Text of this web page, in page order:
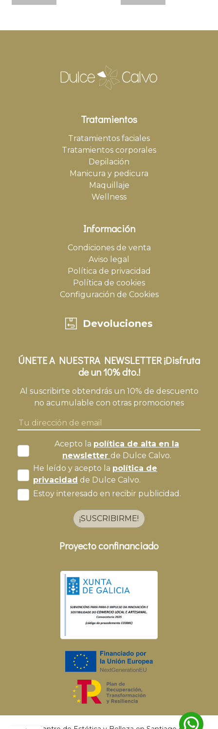
Tratamientos
Tratamientos faciales
Tratamientos corporales
Depilación
Manicura y pedicura
Maquillaje
Wellness
Información
Condiciones de venta
Aviso legal
Política de privacidad
Política de cookies
Configuración de Cookies
Devoluciones
ÚNETE A NUESTRA NEWSLETTER ¡Disfruta
de un 10% dto.!
Al suscribirte obtendrás un 10% de descuento
no acumulable con otras promociones
Acepto la política de alta en la
newsletter de Dulce Calvo.
He leído y acepto la política de
privacidad de Dulce Calvo.
Estoy interesado en recibir publicidad.
¡SUSCRIBIRME!
Proyecto confinanciado